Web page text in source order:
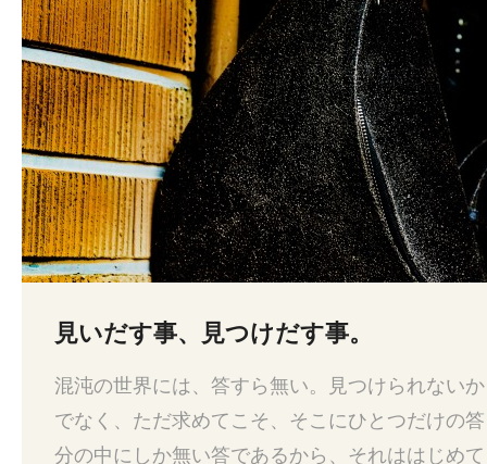
見いだす事、見つけだす事。
混沌の世界には、答すら無い。見つけられない
でなく、ただ求めてこそ、そこにひとつだけの
分の中にしか無い答であるから、それははじめ